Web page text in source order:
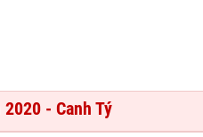
- Canh Tý